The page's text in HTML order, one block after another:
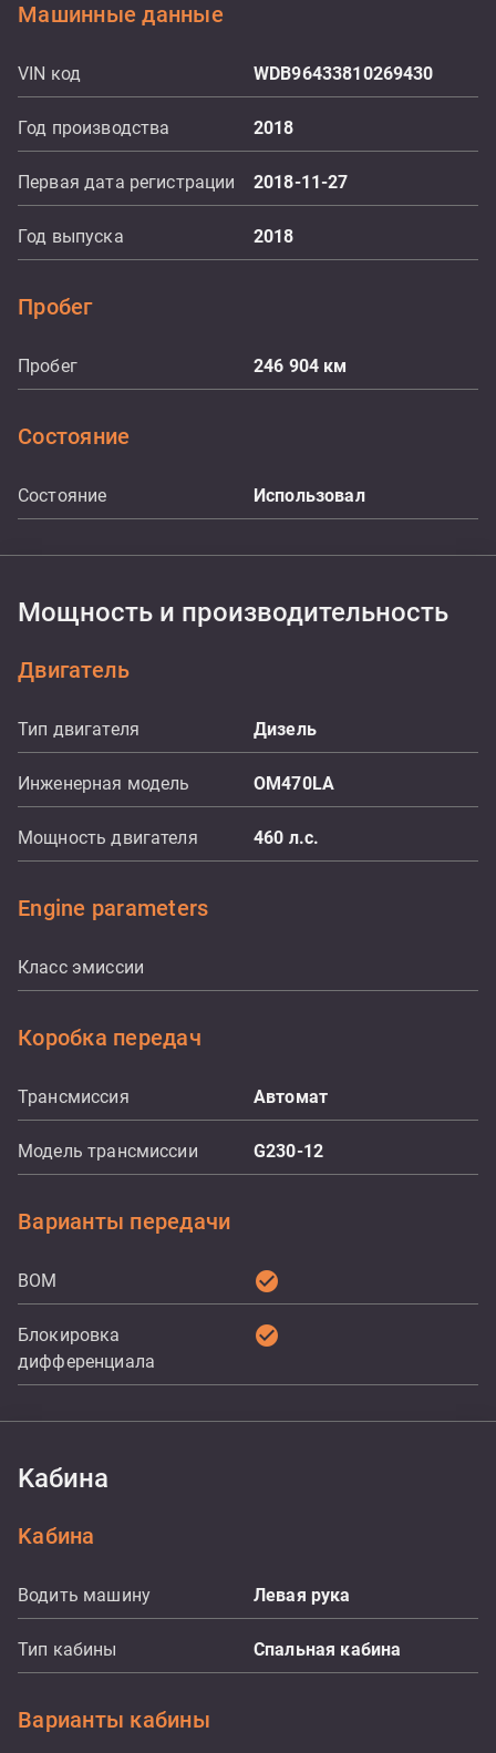
Машинные данные
VIN код WDB96433810269430
Год производства 2018
Первая дата регистрации 2018-11-27
Год выпуска 2018
Пробег
Пробег 246 904 км
Состояние
Состояние Использовал
Мощность и производительность
Двигатель
Тип двигателя Дизель
Инженерная модель OM470LA
Мощность двигателя 460 л.с.
Engine parameters
Класс эмиссии
Коробка передач
Трансмиссия Aвтомат
Модель трансмиссии G230-12
Варианты передачи
ВОМ check_circle
Блокировка
дифференциала
check_circle
Kабина
Kабина
Водить машину Левая рука
Тип кабины Спальная кабина
Варианты кабины